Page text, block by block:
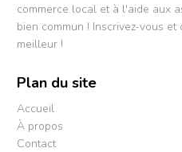
commerce local et à l'aide aux
bien commun ! Inscrivez-vous
meilleur !
Plan du site
Accueil
À propos
Contact